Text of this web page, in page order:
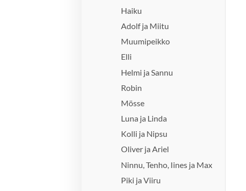
Haiku
Adolf ja Miitu
Muumipeikko
Elli
Helmi ja Sannu
Robin
Mösse
Luna ja Linda
Kolli ja Nipsu
Oliver ja Ariel
Ninnu, Tenho, Iines ja Max
Piki ja Viiru